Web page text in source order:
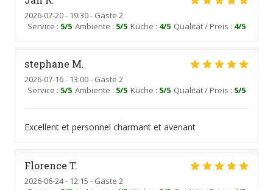
2026-07-20- 19:30 - Gäste 2
Service : 5/5 Ambiente : 5/5 Küche : 4/5 Qualität / Preis : 4/5
stephane M
2026-07-16- 13:00 - Gäste 2
Service : 5/5 Ambiente : 5/5 Küche : 5/5 Qualität / Preis : 5/5
Excellent et personnel charmant et avenant
Florence T
2026-06-24- 12:15 - Gäste 2